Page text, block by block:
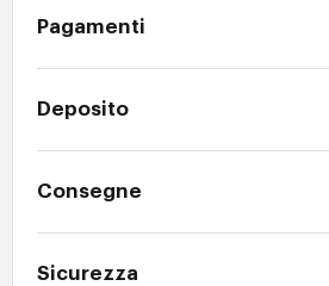
Pagamenti
Deposito
Consegne
Sicurezza